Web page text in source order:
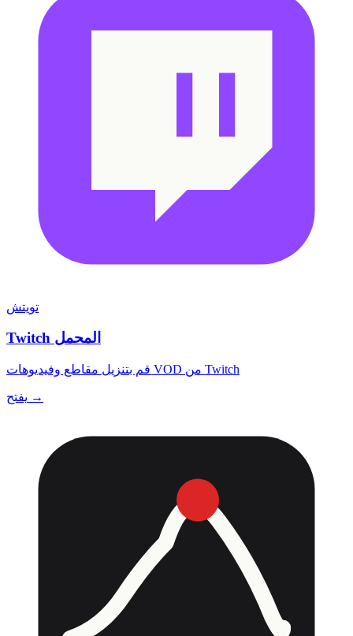
تويتش
Twitch المحمل
قم بتنزيل مقاطع وفيديوهات VOD من Twitch
يفتح →